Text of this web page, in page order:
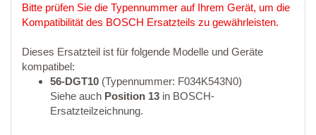
Bitte prüfen Sie die Typennummer auf Ihrem Gerät, um die
Kompatibilität des BOSCH Ersatzteils zu gewährleisten.
Dieses Ersatzteil ist für folgende Modelle und Geräte
kompatibel:
56-DGT10 (Typennummer: F034K543N0)
Siehe auch Position 13 in BOSCH-
Ersatzteilzeichnung.